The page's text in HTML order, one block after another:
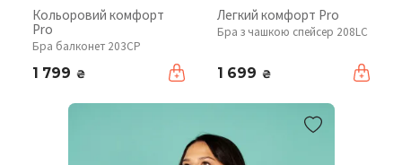
Кольоровий комфорт
Pro
Бра балконет 203CP
1 799 ₴
Легкий комфорт Pro
Бра з чашкою спейсер 208LC
1 699 ₴